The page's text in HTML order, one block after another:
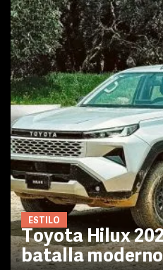
ESTILO
Toyota Hilux
batalla moderno